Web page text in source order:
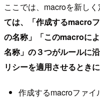
ここでは、macroを新しく
ては、「作成するmacro
の名称」「このmacroに
名称」の３つがルールに
リシーを適用させるとき
作成するmacroファイ